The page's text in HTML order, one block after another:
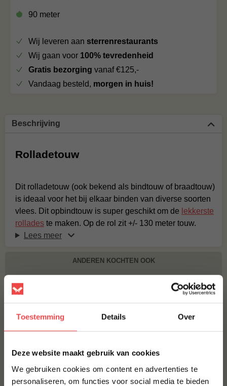
Toestemming Details Over
Deze website maakt gebruik van cookies
We gebruiken cookies om content en advertenties te
personaliseren, om functies voor social media te bieden
90 meter
Wij leveren aan sterrenrestaurants
Wij gaan voor 100% tevredenheid
Gratis bezorging vanaf €125,-
Vandaag besteld, morgen in huis!
Beschrijving
Rolladetouw
Dit rolladetouw (ook bekend als bindtouw of braadtouw)
is ideaal voor het bij elkaar binden van diverse soorten
vlees. Dit opbindtouw is super geschikt om de lekkerste
rollades te maken. Op de rol zit +/- 130 meter touw.
Lees meer
ANDEREN KOCHTEN OOK
€ 0,50
ANGUS BEEF HAMMER
PROCUREUR